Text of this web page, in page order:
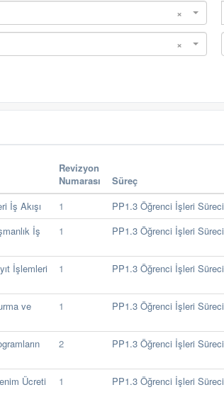
×
×
Revizyon
Numarası
Süreç
İş Akışı
1
PP1.3 Öğrenci İşleri Süreci
İş
1 PP1.3 Öğrenci İşleri Süreci
İşlemleri
1 PP1.3 Öğrenci İşleri Süreci
ve
1 PP1.3 Öğrenci İşleri Süreci
2 PP1.3 Öğrenci İşleri Süreci
Ücreti
1 PP1.3 Öğrenci İşleri Süreci